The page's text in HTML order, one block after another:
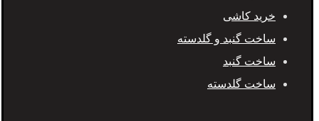
خرید کاشی
ساخت گنبد و گلدسته
ساخت گنبد
ساخت گلدسته